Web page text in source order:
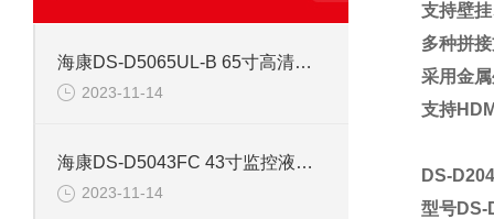
海康DS-D5065UL-B 65寸高清监控液晶显示器
2023-11-14
海康DS-D5043FC 43寸监控液晶监视器
2023-11-14
支持壁
多种拼
采用金
支持
DS-
型号DS-